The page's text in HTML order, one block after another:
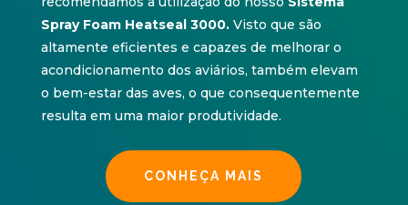
Spray Foam Heatseal 3000. Visto que são
altamente eficientes e capazes de melhorar o
acondicionamento dos aviários, também elevam
o bem-estar das aves, o que consequentemente
resulta em uma maior produtividade.
CONHEÇA MAIS